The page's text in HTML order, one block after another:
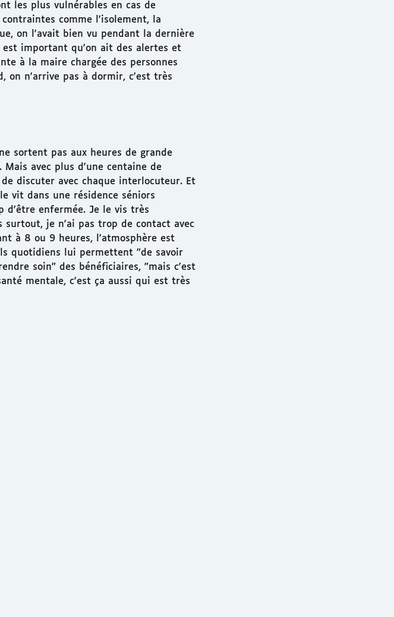
les plus vulnérables en cas de
comme l'isolement, la
on l'avait bien vu pendant la dernière
est important qu'on ait des alertes et
à la maire chargée des personnes
on n'arrive pas à dormir, c'est très
sortent pas aux heures de grande
avec plus d'une centaine de
discuter avec chaque interlocuteur. Et
vit dans une résidence séniors
d'être enfermée. Je le vis très
je n'ai pas trop de contact avec
à 8 ou 9 heures, l'atmosphère est
quotidiens lui permettent "de savoir
soin" des bénéficiaires, "mais c'est
mentale, c'est ça aussi qui est très